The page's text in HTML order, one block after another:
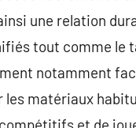
une relation
tout comme le
notamment
matériaux